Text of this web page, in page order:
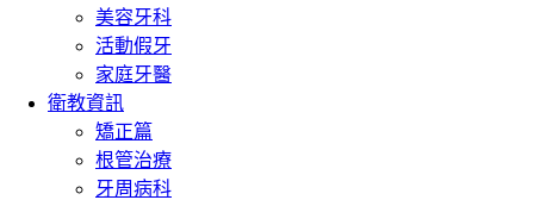
美容牙科
活動假牙
家庭牙醫
衛教資訊
矯正篇
根管治療
牙周病科